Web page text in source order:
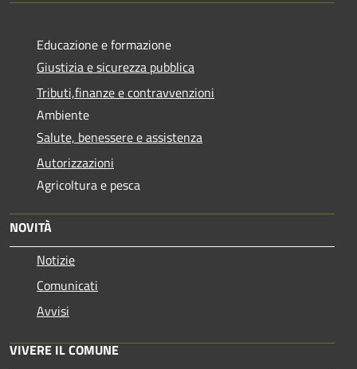
Educazione e formazione
Giustizia e sicurezza pubblica
Tributi,finanze e contravvenzioni
Ambiente
Salute, benessere e assistenza
Autorizzazioni
Agricoltura e pesca
NOVITÀ
Notizie
Comunicati
Avvisi
VIVERE IL COMUNE